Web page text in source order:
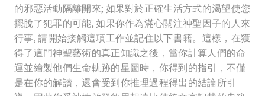
的邪惡活動隔離開來; 如果對於正確生活方式的渴望使您
擺脫了犯罪的可能, 如果你作為滿心關注神聖因子的人來
行事, 請開始接觸這項工作並記住以下書籍。這樣，在獲
得了這門神聖藝術的真正知識之後，當你計算人們的命
運並繪製他們生命軌跡的星圖時，你得到的指引，不僅
是在你的解讀，還會受到你推理過程得出的結論所引